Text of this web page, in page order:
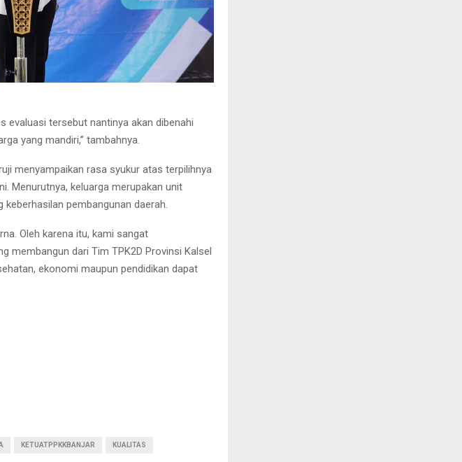
evaluasi tersebut nantinya akan dibenahi
yang mandiri,” tambahnya.
menyampaikan rasa syukur atas terpilihnya
Menurutnya, keluarga merupakan unit
pembangunan daerah.
Oleh karena itu, kami sangat
membangun dari Tim TPK2D Provinsi Kalsel
ekonomi maupun pendidikan dapat
KETUATPPKKBANJAR KUALITAS